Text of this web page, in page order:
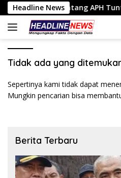
Langsung
ke
konten
Headline News
Tantang APH Tuntaskan
Tidak ada yang
Sepertinya kami tidak dapat
Mungkin pencarian bisa
Berita Terbaru